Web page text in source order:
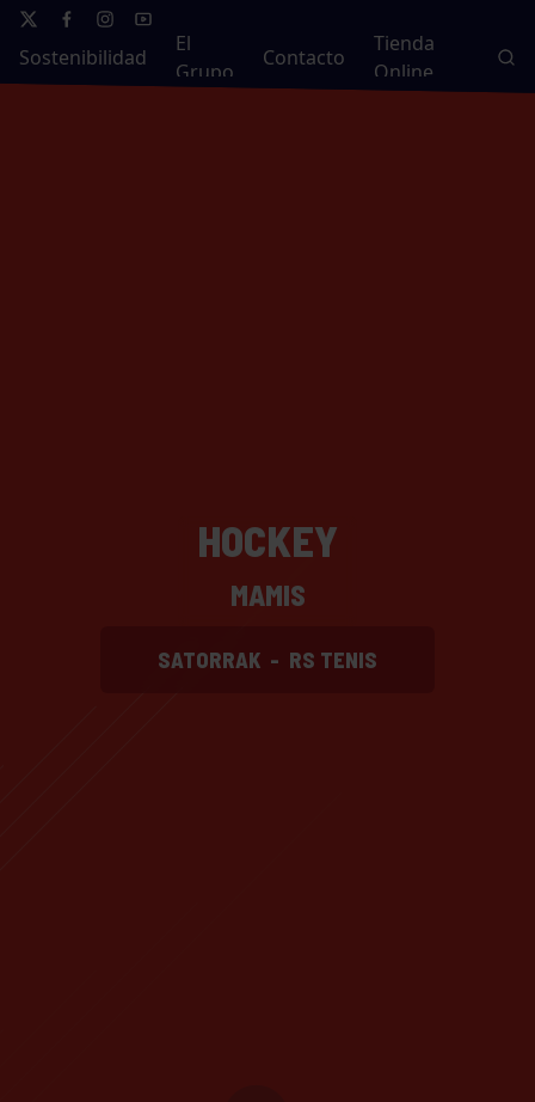
Sostenibilidad
El
Grupo
Contacto
Tienda
Online
HOCKEY
MAMIS
SATORRAK - RS TENIS